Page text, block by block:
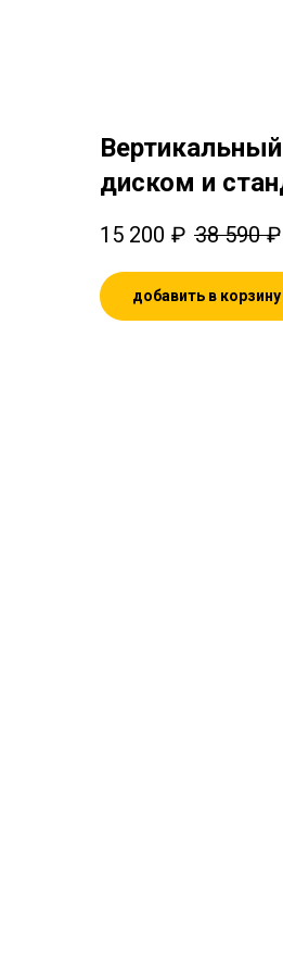
диском и
15 200 ₽ 38 590 ₽
добавить в корзину